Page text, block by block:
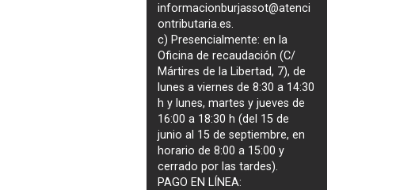
informacionburjassot@atenci
ontributaria.es.
c) Presencialmente: en la
Oficina de recaudación (C/
Mártires de la Libertad, 7), de
lunes a viernes de 8:30 a 14:30
h y lunes, martes y jueves de
16:00 a 18:30 h (del 15 de
junio al 15 de septiembre, en
horario de 8:00 a 15:00 y
cerrado por las tardes).
PAGO EN LÍNEA: